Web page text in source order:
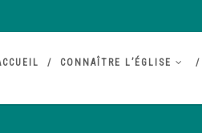
CONNAÎTRE L’ÉGLISE